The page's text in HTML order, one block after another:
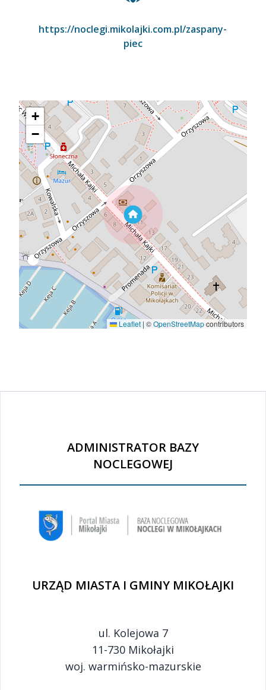
https://noclegi.mikolajki.com.pl/zaspany-
piec
+
−
Leaflet | ©OpenStreetMapcontributors
ADMINISTRATOR BAZY
NOCLEGOWEJ
URZĄD MIASTA I GMINY MIKOŁAJKI
ul. Kolejowa 7
11-730 Mikołajki
woj. warmińsko-mazurskie